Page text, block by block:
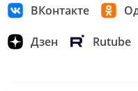
ВКонтакте
Дзен Rutube